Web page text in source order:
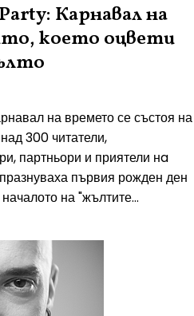
Карнавал на
което оцвети
на времето се състоя на
300 читатели,
партньори и приятели нa
първия рожден ден
на "жълтите...